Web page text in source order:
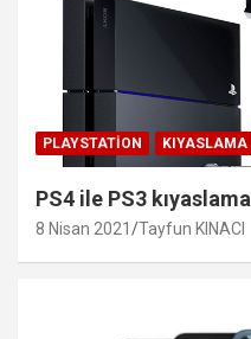
PLAYSTATION KIYASLAMA
PS4 ile PS3 kıyaslama
8 Nisan 2021 Tayfun KINACI